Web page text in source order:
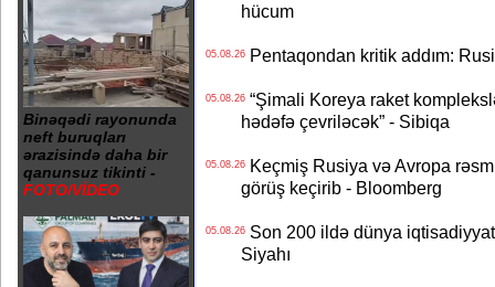
Binəqədi rayonunda
neft buruqları
ərazisində daha bir
qanunsuz tikinti -
FOTO/VİDEO
hücum
05.08.26Pentaqondan kritik addım:
05.08.26“Şimali Koreya raket
hədəfə çevriləcək” - Sibiqa
05.08.26Keçmiş Rusiya və Avropa
görüş keçirib - Bloomberg
05.08.26Son 200 ildə dünya
Siyahı